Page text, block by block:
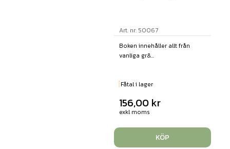
Art. nr: 50067
Boken innehåller allt från
vanliga gr&...
Fåtal i lager
156,00 kr
exkl moms
KÖP